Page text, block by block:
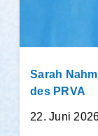
Sarah
des PRVA
22. Juni